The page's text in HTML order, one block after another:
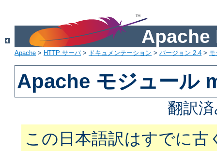
Apache
Apache > HTTP サーバ> ドキュメンテーション > バージョン 2.4 >
Apache モジュール
翻訳
この日本語訳はすでに古